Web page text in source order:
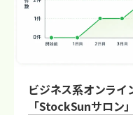
ビジネス系オンライ
「StockSunサロン